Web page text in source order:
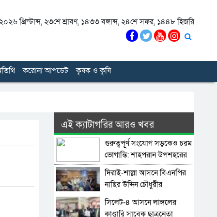
খ্রিস্টাব্দ, ২৩শে শ্রাবণ, ১৪৩৩ বঙ্গাব্দ, ২৪শে সফর, ১৪৪৮ হিজরি
করোনা আপডেট কৃষক ও কৃষি
এই ক্যাটাগরির আরও খবর
গুরুত্বপূর্ণ সংযোগ সড়কেও চরম
ভোগান্তি: শাহপরান উপশহরের
রাস্তাঘাট সংস্কারের দাবি
দিরাই-শাল্লা আসনে বিএনপির
নাছির উদ্দিন চৌধুরীর
মনোনয়নপত্র সংগ্রহ
সিলেট-৪ আসনে লাঙ্গলের
কাণ্ডারি সাবেক ছাত্রনেতা